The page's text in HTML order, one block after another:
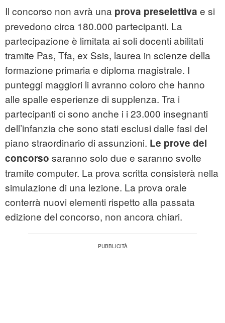
Il concorso non avrà una prova preselettiva e si
prevedono circa 180.000 partecipanti. La
partecipazione è limitata ai soli docenti abilitati
tramite Pas, Tfa, ex Ssis, laurea in scienze della
formazione primaria e diploma magistrale. I
punteggi maggiori li avranno coloro che hanno
alle spalle esperienze di supplenza. Tra i
partecipanti ci sono anche i i 23.000 insegnanti
dell’infanzia che sono stati esclusi dalle fasi del
piano straordinario di assunzioni. Le prove del
concorso saranno solo due e saranno svolte
tramite computer. La prova scritta consisterà nella
simulazione di una lezione. La prova orale
conterrà nuovi elementi rispetto alla passata
edizione del concorso, non ancora chiari.